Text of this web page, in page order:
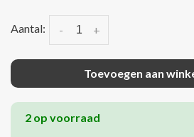
Aantal: +
-
Toevoegen aan
2 op voorraad